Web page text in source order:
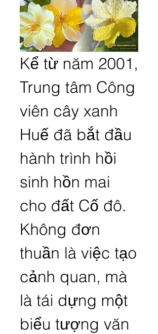
Kể từ năm 2001,
Trung tâm Công
viên cây xanh
Huế đã bắt đầu
hành trình hồi
sinh hồn mai
cho đất Cố đô.
Không đơn
thuần là việc tạo
cảnh quan, mà
là tái dựng một
biểu tượng văn